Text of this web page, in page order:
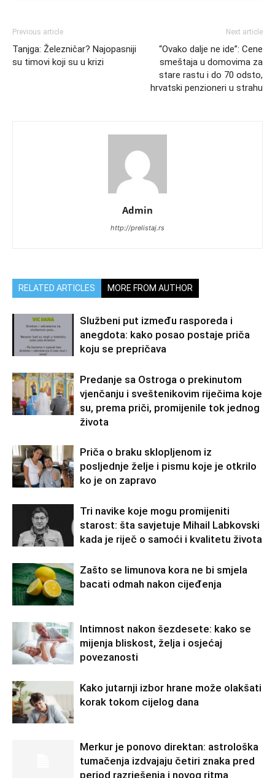
Previous article
Tanjga: Železničar? Najopasniji
su timovi koji su u krizi
Next article
“Ovako dalje ne ide”: Cene
smeštaja u domovima za
stare rastu i do 70 odsto,
hrvatski penzioneri u strahu
Admin
http://prelistaj.rs
RELATED ARTICLES MORE FROM AUTHOR
Službeni put između rasporeda i
anegdota: kako posao postaje priča
koju se prepričava
Predanje sa Ostroga o prekinutom
vjenčanju i sveštenikovim riječima koje
su, prema priči, promijenile tok jednog
života
Priča o braku sklopljenom iz
posljednje želje i pismu koje je otkrilo
ko je on zapravo
Tri navike koje mogu promijeniti
starost: šta savjetuje Mihail Labkovski
kada je riječ o samoći i kvalitetu života
Zašto se limunova kora ne bi smjela
bacati odmah nakon cijeđenja
Intimnost nakon šezdesete: kako se
mijenja bliskost, želja i osjećaj
povezanosti
Kako jutarnji izbor hrane može olakšati
korak tokom cijelog dana
Merkur je ponovo direktan: astrološka
tumačenja izdvajaju četiri znaka pred
period razrješenja i novog ritma